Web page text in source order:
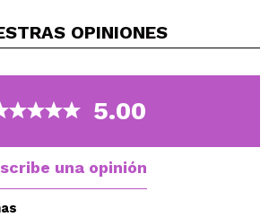
creando un efecto impecable.
huellas dactilares y para el
ojos.
de polvos sueltos, estas
OPINIONES
5.00
una opinión